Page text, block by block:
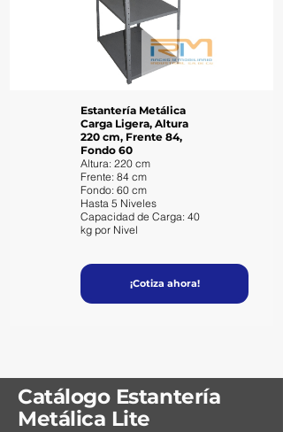
Estantería Metálica
Carga Ligera, Altura
220 cm, Frente 84,
Fondo 60
Altura: 220 cm
Frente: 84 cm
Fondo: 60 cm
Hasta 5 Niveles
Capacidad de Carga: 40
kg por Nivel
¡Cotiza ahora!
Catálogo Estantería
Metálica Lite